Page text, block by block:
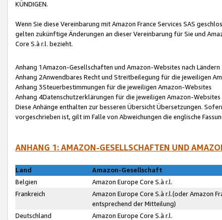
KÜNDIGEN.
Wenn Sie diese Vereinbarung mit Amazon France Services SAS
gelten zukünftige Änderungen an dieser Vereinbarung für Sie und
Core S.à r.l. bezieht.
Anhang 1Amazon-Gesellschaften und Amazon-Websites nach Ländern
Anhang 2Anwendbares Recht und Streitbeilegung für die jeweiligen
Anhang 3Steuerbestimmungen für die jeweiligen Amazon-Websites
Anhang 4Datenschutzerklärungen für die jeweiligen Amazon-Websites
Diese Anhänge enthalten zur besseren Übersicht Übersetzungen.
vorgeschrieben ist, gilt im Falle von Abweichungen die englische
ANHANG 1: AMAZON-GESELLSCHAFTEN UND
Land
Amazon-Gesellschaft
Belgien
Amazon Europe Core S.à r.l.
Frankreich
Amazon Europe Core S.à r.l.(oder Amazon
entsprechend der Mitteilung)
Deutschland
Amazon Europe Core S.à r.l.